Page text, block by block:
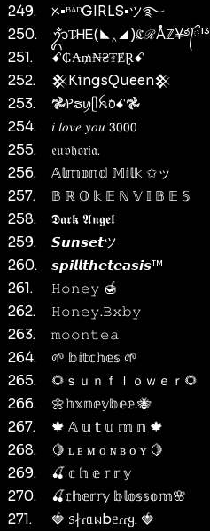
249.
ᝣ•ᴮᴬᴰGIRLS•ツ࿐
250.
ᬊᬁT̷ᎻᎬ(◣‸◢)ℭℛÅℤ¥࿔᭄ྀ¹³
251.
ꗃ₲₳₥₦₴₮ɆⱤꗃ
252.
𒆜KingsQueen𒆜
253.
𖣘ꛤຮꪗᥫꫝ᥆ꤪꤨꗃ𖣘
254.
𝑖 𝑙𝑜𝑣𝑒 𝑦𝑜𝑢 𝟥𝟢𝟢𝟢
255.
𝔢𝔲𝔭𝔥𝔬𝔯𝔦𝔞.
256.
𝔸𝕝𝕞𝕠𝕟𝕕 𝕄𝕚𝕝𝕜 ✩ッ
257.
𝔹 ℝ 𝕆 𝕜 𝔼 ℕ 𝕍 𝕀 𝔹 𝔼 𝕊
258.
𝕯𝖆𝖗𝖐 𝕬𝖓𝖌𝖊𝖑
259.
𝙎𝙪𝙣𝙨𝙚𝙩ツ
260.
𝙨𝙥𝙞𝙡𝙡𝙩𝙝𝙚𝙩𝙚𝙖𝙨𝙞𝙨™
261.
𝙷𝚘𝚗𝚎𝚢 🍯
262.
𝙷𝚘𝚗𝚎𝚢.𝙱𝚡𝚋𝚢
263.
𝚖𝚘𝚘𝚗𝚝𝚎𝚊
264.
🌱 𝕓𝕚𝕥𝕔𝕙𝕖𝕤 🌱
265.
🌻ｓｕｎｆｌｏｗｅｒ🌻
266.
🌼𝕙𝕩𝕟𝕖𝕪𝕓𝕖𝕖.🐝
267.
🍁 𝔸 𝕦 𝕥 𝕦 𝕞 𝕟 🍁
268.
🍋 ʟ ᴇ ᴍ ᴏ ɴ ʙ ᴏ ʏ 🍋
269.
🍒 𝕔 𝕙 𝕖 𝕣 𝕣 𝕪
270.
🍒𝕔𝕙𝕖𝕣𝕣𝕪 𝕓𝕝𝕠𝕤𝕤𝕠𝕞🌸
271.
🍓 ᥉∤ɾᥲᥕbᥱɾɾყ. 🍓